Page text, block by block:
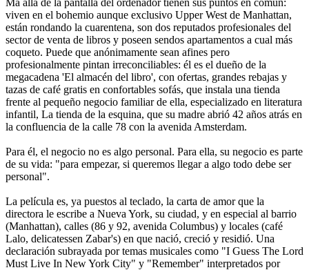
viven en el bohemio aunque exclusivo Upper West de Manhattan,
están rondando la cuarentena, son dos reputados profesionales del
sector de venta de libros y poseen sendos apartamentos a cual más
coqueto. Puede que anónimamente sean afines pero
profesionalmente pintan irreconciliables: él es el dueño de la
megacadena 'El almacén del libro', con ofertas, grandes rebajas y
tazas de café gratis en confortables sofás, que instala una tienda
frente al pequeño negocio familiar de ella, especializado en literatura
infantil, La tienda de la esquina, que su madre abrió 42 años atrás en
la confluencia de la calle 78 con la avenida Amsterdam.
Para él, el negocio no es algo personal. Para ella, su negocio es parte
de su vida: "para empezar, si queremos llegar a algo todo debe ser
personal".
La película es, ya puestos al teclado, la carta de amor que la
directora le escribe a Nueva York, su ciudad, y en especial al barrio
(Manhattan), calles (86 y 92, avenida Columbus) y locales (café
Lalo, delicatessen Zabar's) en que nació, creció y residió. Una
declaración subrayada por temas musicales como "I Guess The Lord
Must Live In New York City" y "Remember" interpretados por